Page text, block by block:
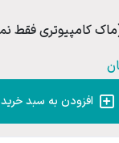
افزودن به سبد خرید